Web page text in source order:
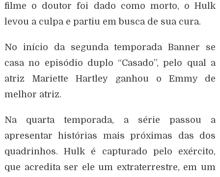
filme o doutor foi dado como morto, o Hulk
levou a culpa e partiu em busca de sua cura.
No início da segunda temporada Banner se
casa no episódio duplo “Casado”, pelo qual a
atriz Mariette Hartley ganhou o Emmy de
melhor atriz.
Na quarta temporada, a série passou a
apresentar histórias mais próximas das dos
quadrinhos. Hulk é capturado pelo exército,
que acredita ser ele um extraterrestre, em um